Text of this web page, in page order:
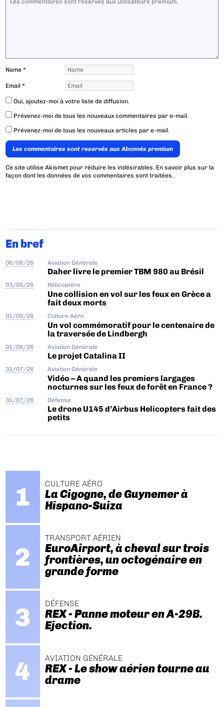
Name*
Email*
Oui, ajoutez-moi à votre liste de diffusion.
Prévenez-moi de tous les nouveaux commentaires par e-mail.
Prévenez-moi de tous les nouveaux articles par e-mail.
Les commentaires sont reservés aux Abonnés premium
Ce site utilise Akismet pour réduire les indésirables. En savoir plus sur la
façon dont les données de vos commentaires sont traitées.
En bref
06/08/26 Aviation Générale
Daher livre le premier TBM 980 au Brésil
03/08/26 Hélicoptère
Une collision en vol sur les feux en Grèce a
fait deux morts
01/08/26 Culture Aéro
Un vol commémoratif pour le centenaire de
la traversée de Lindbergh
01/08/26 Aviation Générale
Le projet Catalina II
31/07/26 Aviation Générale
Vidéo – A quand les premiers largages
nocturnes sur les feux de forêt en France ?
31/07/26 Défense
Le drone U145 d’Airbus Helicopters fait des
petits
CULTURE AÉRO
La Cigogne, de Guynemer à
Hispano-Suiza
TRANSPORT AÉRIEN
EuroAirport, à cheval sur trois
frontières, un octogénaire en
grande forme
DÉFENSE
REX - Panne moteur en A-29B.
Ejection.
AVIATION GÉNÉRALE
REX - Le show aérien tourne au
drame